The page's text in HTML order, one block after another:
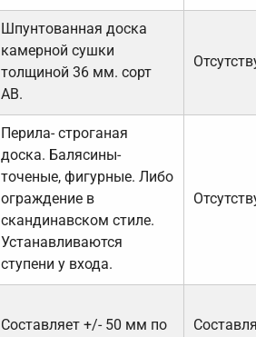
Шпунтованная доска
камерной сушки
толщиной 36 мм. сорт
АВ.
Перила- строганая
доска. Балясины-
точеные, фигурные. Либо
ограждение в
скандинавском стиле.
Устанавливаются
ступени у входа.
Составляет +/- 50 мм по